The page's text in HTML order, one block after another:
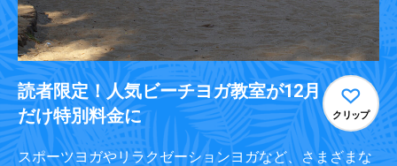
読者限定！人気ビーチヨガ教室が12月
だけ特別料金に
クリップ
スポーツヨガやリラクゼーションヨガなど、さまざまな